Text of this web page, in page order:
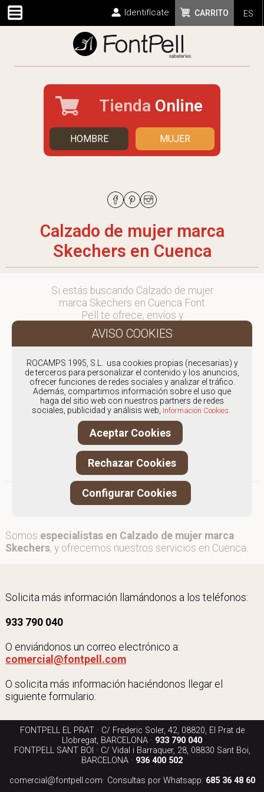
ES
CARRITO
Identifícate
Tienda Online
HOMBRE MUJER
Calzado de mujer marca
Skechers en Cuenca
Si estás buscando Calzado de mujer
marca Skechers en Cuenca Font
Pell te ofrece, envíos y
devoluciones gratuítos a Península y
Baleares, para otros destinos
en comercial@fontpell.com.
Los envíos a Cuenca gestionados
entre semana se entregarán en
menos de 48 horas; los pedidos
realizados en fin de semana, el
producto se enviará a partir del
lunes.
Somos especialistas en Calzado de mujer marca
Skechers, y ofrecemos nuestros servicios en Cuenca.
Solicita más información llamándonos a los teléfonos:
933 790 040
O enviándonos un correo electrónico a:
comercial@fontpell.com
O solicita más información haciéndonos llegar el
siguiente formulario:
FONTPELL EL PRAT · C/ Frederic Soler, 42, 08820, El Prat de
Llobregat, BARCELONA · 933 790 040
FONTPELL SANT BOI · C/ Vidal i Barraquer, 28, 08830 Sant Boi,
BARCELONA · 936 400 502
comercial@fontpell.com· Consultas por Whatsapp: 685 36 48 60
ROCAMPS 1995, S.L. usa cookies propias (necesarias) y
de terceros para personalizar el contenido y los anuncios,
ofrecer funciones de redes sociales y analizar el tráfico.
Además, compartimos información sobre el uso que
haga del sitio web con nuestros partners de redes
sociales, publicidad y análisis web, Información Cookies.
Aceptar Cookies
Rechazar Cookies
Configurar Cookies